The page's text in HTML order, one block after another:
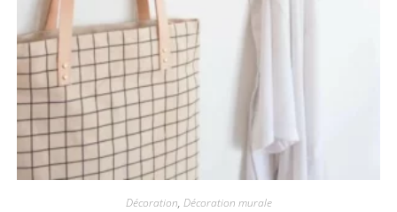
Décoration, Décoration murale